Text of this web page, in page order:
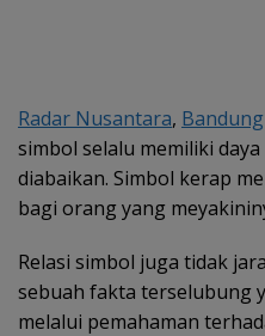
Radar Nusantara, Bandung
simbol selalu memiliki
diabaikan. Simbol kerap
bagi orang yang
Relasi simbol juga tidak
sebuah fakta terselubung
melalui pemahaman